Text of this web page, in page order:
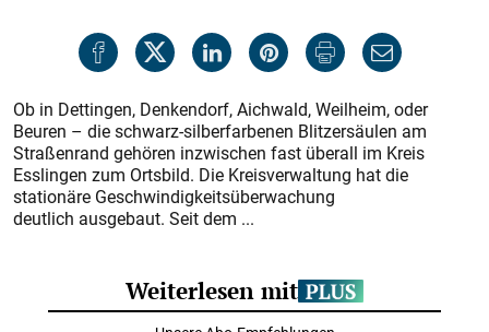
Ob in Dettingen, Denkendorf, Aichwald, Weilheim, oder
Beuren – die schwarz-silberfarbenen Blitzersäulen am
Straßenrand gehören inzwischen fast überall im Kreis
Esslingen zum Ortsbild. Die Kreisverwaltung hat die
stationäre Geschwindigkeitsüberwachung
deutlich ausgebaut. Seit dem ...